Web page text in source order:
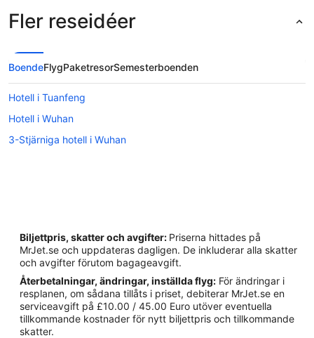
Fler reseidéer
BoendeFlygPaketresorSemesterboenden
Hotell i Tuanfeng
Hotell i Wuhan
3-Stjärniga hotell i Wuhan
Biljettpris, skatter och avgifter: Priserna hittades på
MrJet.se och uppdateras dagligen. De inkluderar alla skatter
och avgifter förutom bagageavgift.
Återbetalningar, ändringar, inställda flyg: För ändringar i
resplanen, om sådana tillåts i priset, debiterar MrJet.se en
serviceavgift på £10.00 / 45.00 Euro utöver eventuella
tillkommande kostnader för nytt biljettpris och tillkommande
skatter.